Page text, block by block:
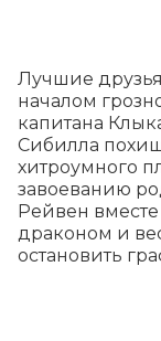
Лучшие
началом
капитана
Сибилла
хитроумного
завоеванию
Рейвен
драконом и
остановить